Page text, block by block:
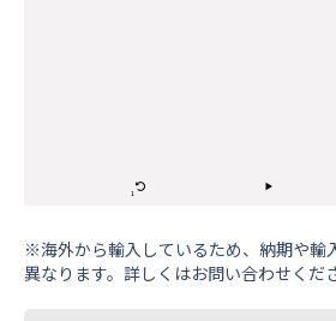
※海外から輸⼊しているため、納期や輸
異なります。詳しくはお問い合わせくだ